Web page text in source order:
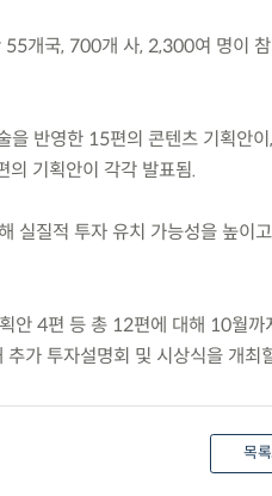
개국, 700개 사, 2,300여 명이 참
을 반영한 15편의 콘텐츠 기획안
의 기획안이 각각 발표됨.
실질적 투자 유치 가능성을 높이
안 4편 등 총 12편에 대해 10월까
가 투자설명회 및 시상식을 개최
목록